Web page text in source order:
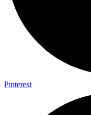
Pinterest